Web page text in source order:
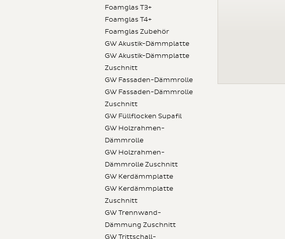
Foamglas T3+
Foamglas T4+
Foamglas Zubehör
GW Akustik-Dämmplatte
GW Akustik-Dämmplatte
Zuschnitt
GW Fassaden-Dämmrolle
GW Fassaden-Dämmrolle
Zuschnitt
GW Füllflocken Supafil
GW Holzrahmen-
Dämmrolle
GW Holzrahmen-
Dämmrolle Zuschnitt
GW Kerdämmplatte
GW Kerdämmplatte
Zuschnitt
GW Trennwand-
Dämmung Zuschnitt
GW Trittschall-